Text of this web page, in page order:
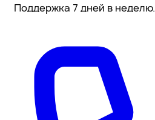
Поддержка 7 дней в неделю.